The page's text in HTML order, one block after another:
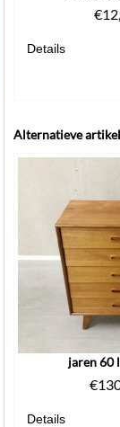
€
Details
Alternatieve
jaren 60
€
Details